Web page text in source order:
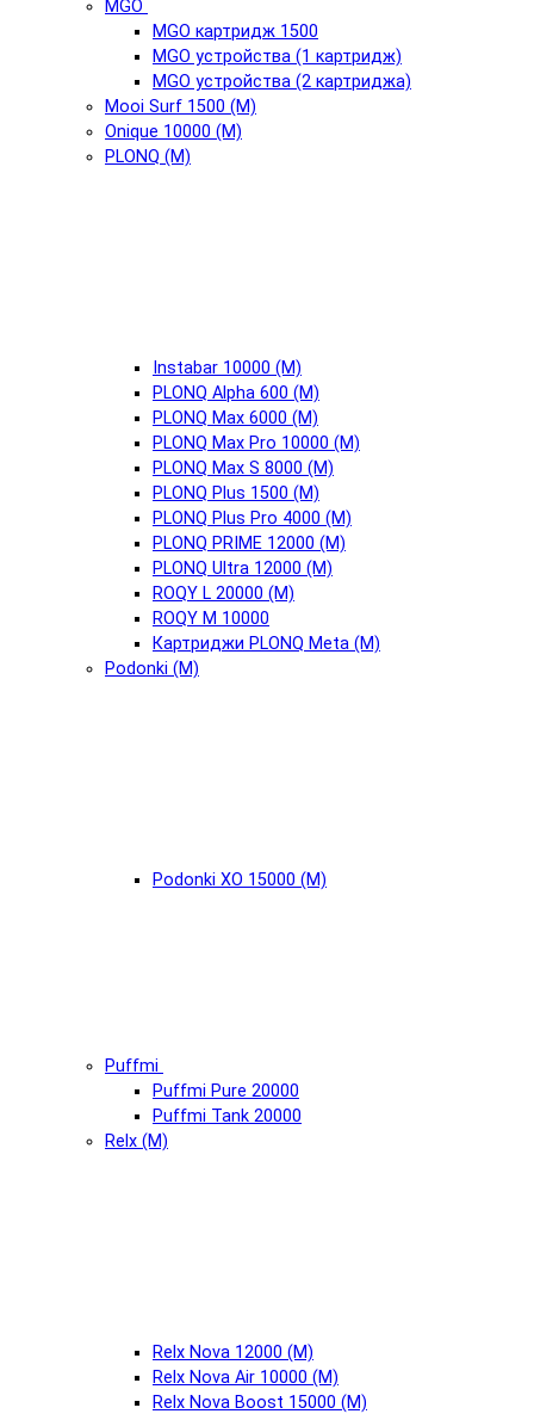
MGO
MGO картридж 1500
MGO устройства (1 картридж)
MGO устройства (2 картриджа)
Mooi Surf 1500 (М)
Onique 10000 (М)
PLONQ (М)
Instabar 10000 (М)
PLONQ Alpha 600 (М)
PLONQ Max 6000 (М)
PLONQ Max Pro 10000 (М)
PLONQ Max S 8000 (М)
PLONQ Plus 1500 (М)
PLONQ Plus Pro 4000 (М)
PLONQ PRIME 12000 (М)
PLONQ Ultra 12000 (М)
ROQY L 20000 (М)
ROQY M 10000
Картриджи PLONQ Meta (М)
Podonki (М)
Podonki XO 15000 (М)
Puffmi
Puffmi Pure 20000
Puffmi Tank 20000
Relx (М)
Relx Nova 12000 (М)
Relx Nova Air 10000 (М)
Relx Nova Boost 15000 (М)